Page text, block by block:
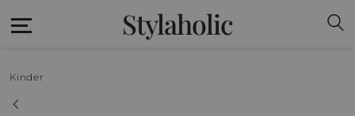
Stylaholic
Kinder